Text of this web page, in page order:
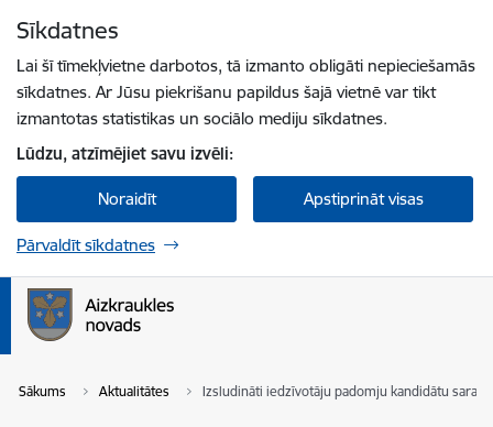
Sīkdatnes
Lai šī tīmekļvietne darbotos, tā izmanto obligāti nepieciešamās
sīkdatnes. Ar Jūsu piekrišanu papildus šajā vietnē var tikt
izmantotas statistikas un sociālo mediju sīkdatnes.
Lūdzu, atzīmējiet savu izvēli:
Noraidīt Apstiprināt visas
Pārvaldīt sīkdatnes
Sākums Aktualitātes Izsludināti iedzīvotāju padomju kandidātu